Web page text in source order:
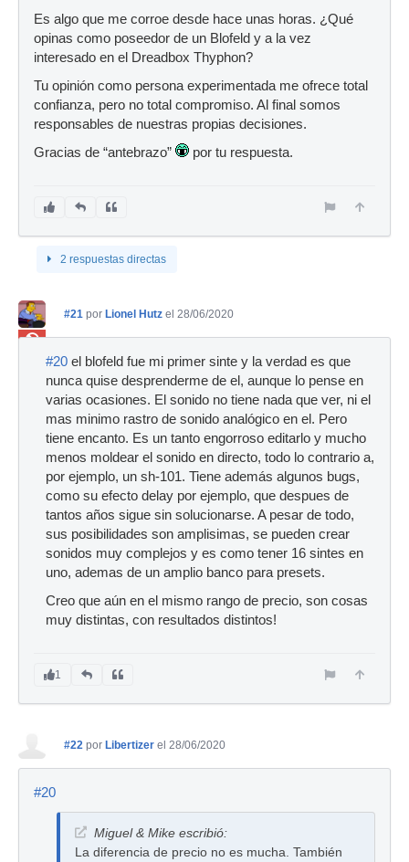
Es algo que me corroe desde hace unas horas. ¿Qué
opinas como poseedor de un Blofeld y a la vez
interesado en el Dreadbox Thyphon?
Tu opinión como persona experimentada me ofrece total
confianza, pero no total compromiso. Al final somos
responsables de nuestras propias decisiones.
Gracias de “antebrazo”
por tu respuesta.
2 respuestas directas
Ban
#21 por Lionel Hutz el 28/06/2020
#20 el blofeld fue mi primer sinte y la verdad es que
nunca quise desprenderme de el, aunque lo pense en
varias ocasiones. El sonido no tiene nada que ver, ni el
mas minimo rastro de sonido analógico en el. Pero
tiene encanto. Es un tanto engorroso editarlo y mucho
menos moldear el sonido en directo, todo lo contrario a,
por ejemplo, un sh-101. Tiene además algunos bugs,
como su efecto delay por ejemplo, que despues de
tantos años sigue sin solucionarse. A pesar de todo,
sus posibilidades son amplisimas, se pueden crear
sonidos muy complejos y es como tener 16 sintes en
uno, ademas de un amplio banco para presets.
Creo que aún en el mismo rango de precio, son cosas
muy distintas, con resultados distintos!
1
#22 por Libertizer el 28/06/2020
#20
Miguel & Mike escribió:
La diferencia de precio no es mucha. También